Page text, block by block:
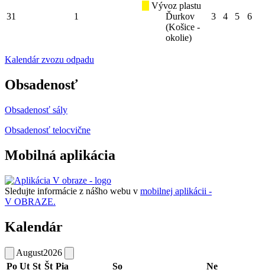
31 1
Vývoz plastu
Ďurkov
(Košice -
okolie)
3 4 5 6
Kalendár zvozu odpadu
Obsadenosť
Obsadenosť sály
Obsadenosť telocvične
Mobilná aplikácia
Sledujte informácie z nášho webu v mobilnej aplikácii -
V OBRAZE.
Kalendár
August2026
Po Ut St Št Pia So Ne